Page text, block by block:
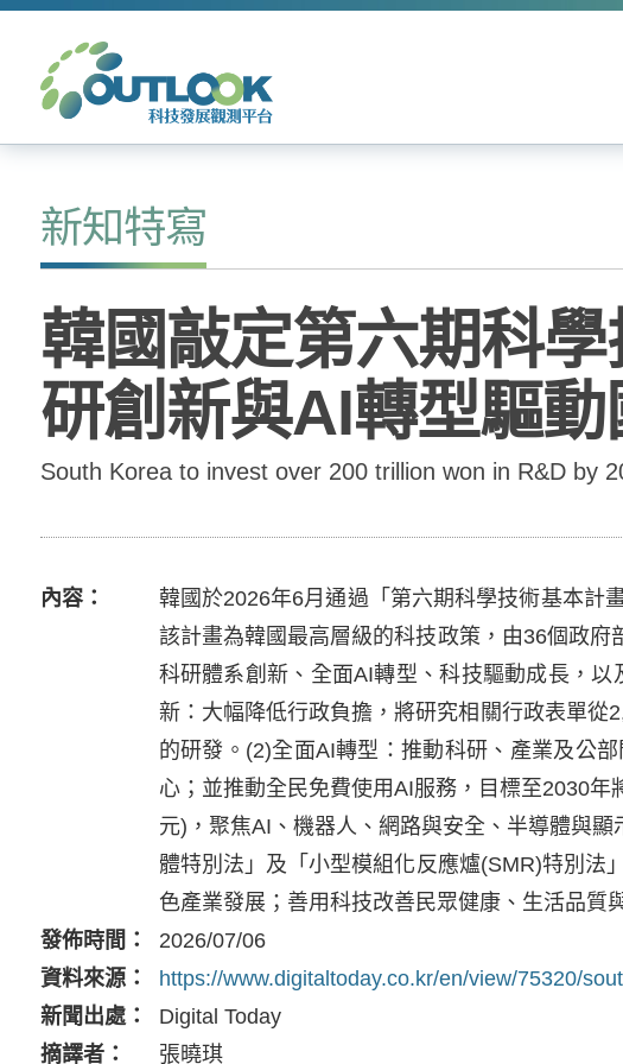
新知特寫
韓國敲定第六期科
研創新與AI轉型驅
South Korea to invest over 200 trillion won in R&D by
內容
韓國於2026年6月通過「第六期科學技術基本計
該計畫為韓國最高層級的科技政策，由36個政
科研體系創新、全面AI轉型、科技驅動成長，
新：大幅降低行政負擔，將研究相關行政表單
的研發。(2)全面AI轉型：推動科研、產業及公
心；並推動全民免費使用AI服務，目標至2030
元)，聚焦AI、機器人、網路與安全、半導體與
體特別法」及「小型模組化反應爐(SMR)特別法
色產業發展；善用科技改善民眾健康、生活品質
發佈時間
2026/07/06
資料來源
https://www.digitaltoday.co.kr/en/view/75320/
新聞出處
Digital Today
摘譯者
張曉琪